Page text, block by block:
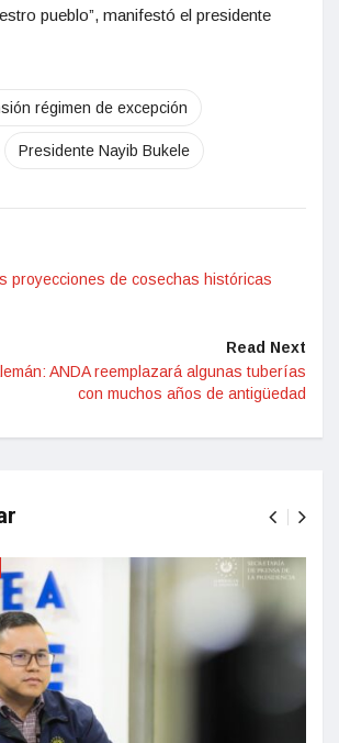
pueblo”, manifestó el presidente
régimen de excepción
Presidente Nayib Bukele
proyecciones de cosechas históricas
Read Next
ANDA reemplazará algunas tuberías
con muchos años de antigüedad